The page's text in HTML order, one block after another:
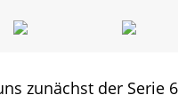
zunächst der Serie